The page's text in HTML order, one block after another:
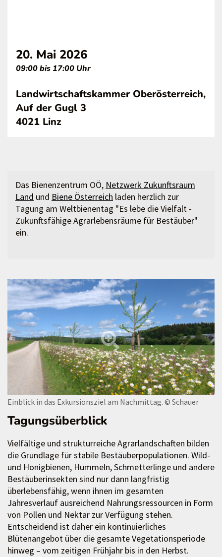
20. Mai 2026
09:00 bis 17:00 Uhr
Landwirtschaftskammer Oberösterreich,
Auf der Gugl 3
4021 Linz
Das Bienenzentrum OÖ, Netzwerk Zukunftsraum
Land und Biene Österreich laden herzlich zur
Tagung am Weltbienentag "Es lebe die Vielfalt -
Zukunftsfähige Agrarlebensräume für Bestäuber"
ein.
Einblick in das Exkursionsziel am Nachmittag. © Schauer
Tagungsüberblick
Vielfältige und strukturreiche Agrarlandschaften bilden
die Grundlage für stabile Bestäuberpopulationen. Wild-
und Honigbienen, Hummeln, Schmetterlinge und andere
Bestäuberinsekten sind nur dann langfristig
überlebensfähig, wenn ihnen im gesamten
Jahresverlauf ausreichend Nahrungsressourcen in Form
von Pollen und Nektar zur Verfügung stehen.
Entscheidend ist daher ein kontinuierliches
Blütenangebot über die gesamte Vegetationsperiode
hinweg – vom zeitigen Frühjahr bis in den Herbst.